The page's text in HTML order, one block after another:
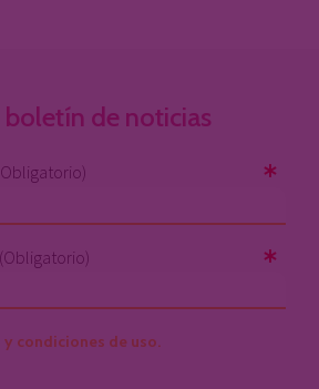
boletín de noticias
condiciones de uso.